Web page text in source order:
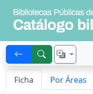
Ficha Por Áreas